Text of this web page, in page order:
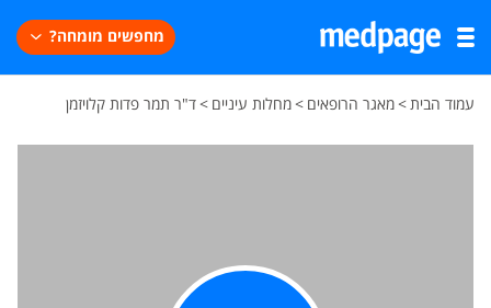
מחפשים מומחה?
עמוד הבית>מאגר הרופאים >מחלות עיניים >ד"ר תמר פדות קלויזמן